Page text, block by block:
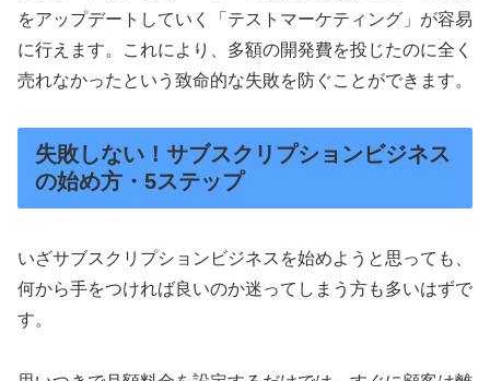
をアップデートしていく「テストマーケティング」が容易
に行えます。これにより、多額の開発費を投じたのに全く
売れなかったという致命的な失敗を防ぐことができます。
失敗しない！サブスクリプションビジネス
の始め方・5ステップ
いざサブスクリプションビジネスを始めようと思っても、
何から手をつければ良いのか迷ってしまう方も多いはずで
す。